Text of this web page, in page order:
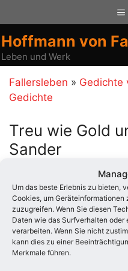
Um das beste Erlebnis zu bieten,
Cookies, um
zuzugreifen. Wenn Sie diesen
Daten wie das Surfverhalten oder
verarbeiten. Wenn Sie nicht
kann dies zu einer
Merkmale führen.
Inhalt
springen
Hoffmann von
Leben und Werk
Fallersleben » Gedichte
Gedichte
Treu wie Gold
Sander
Treu wie Gold und rein
Sander !
Und von der Sache
der Tod